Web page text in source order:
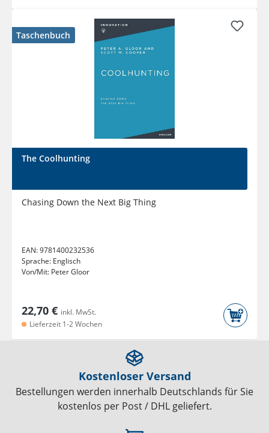
Taschenbuch
The Coolhunting
Chasing Down the Next Big Thing
EAN:9781400232536
Sprache: Englisch
Von/Mit: Peter Gloor
22,70 € inkl. MwSt.
Lieferzeit 1-2 Wochen
Kostenloser Versand
Bestellungen werden innerhalb Deutschlands für Sie
kostenlos per Post / DHL geliefert.